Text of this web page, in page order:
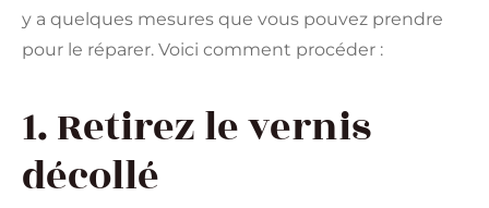
y a quelques mesures que vous pouvez prendre
pour le réparer. Voici comment procéder :
1. Retirez le vernis
décollé